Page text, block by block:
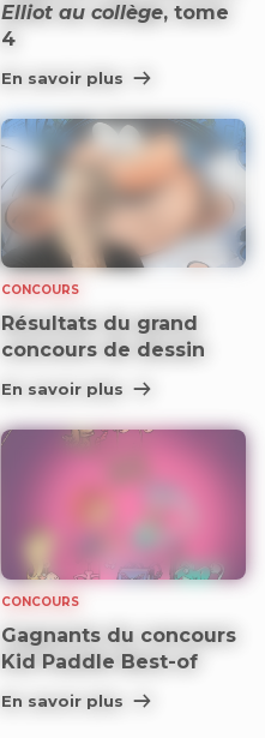
Elliot au collège, tome
4
En savoir plus
CONCOURS
Résultats du grand
concours de dessin
En savoir plus
CONCOURS
Gagnants du concours
Kid Paddle Best-of
En savoir plus